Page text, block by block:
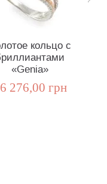
кольцо с
«Genia»
276,00 грн